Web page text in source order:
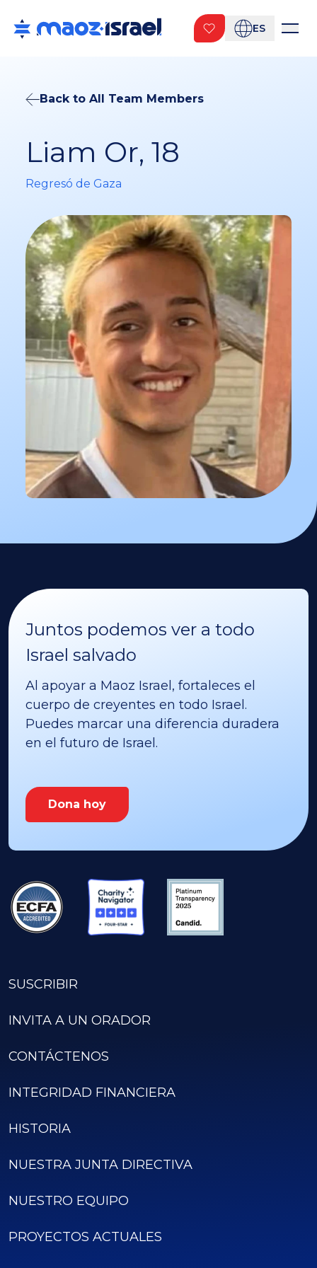
ES
Back to All Team Members
Liam Or, 18
Regresó de Gaza
Juntos podemos ver a todo
Israel salvado
Al apoyar a Maoz Israel, fortaleces el
cuerpo de creyentes en todo Israel.
Puedes marcar una diferencia duradera
en el futuro de Israel.
Dona hoy
SUSCRIBIR
INVITA A UN ORADOR
CONTÁCTENOS
INTEGRIDAD FINANCIERA
HISTORIA
NUESTRA JUNTA DIRECTIVA
NUESTRO EQUIPO
PROYECTOS ACTUALES